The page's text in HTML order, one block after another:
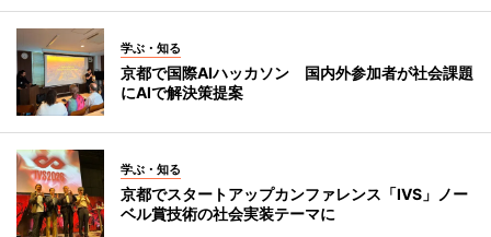
学ぶ・知る
京都で国際AIハッカソン 国内外参加者が社会課題
にAIで解決策提案
学ぶ・知る
京都でスタートアップカンファレンス「IVS」ノー
ベル賞技術の社会実装テーマに